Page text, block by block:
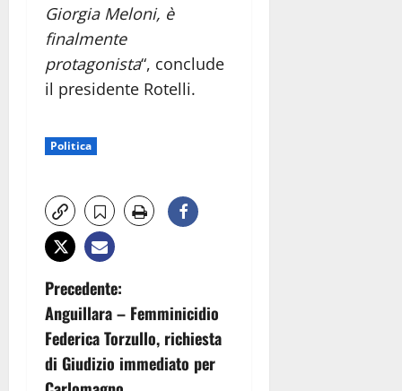
Giorgia Meloni, è
finalmente
protagonista“, conclude
il presidente Rotelli.
Politica
N
a
v
Precedente:
Anguillara – Femminicidio
Federica Torzullo, richiesta
di Giudizio immediato per